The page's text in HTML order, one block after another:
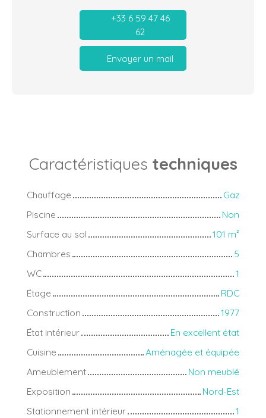
+33 6 59 47 46
62
Envoyer un mail
Caractéristiques techniques
Chauffage
Gaz
Piscine
Non
Surface au sol
101 m²
Chambres
5
WC
1
Étage
RDC
Construction
1977
État intérieur
En excellent état
Cuisine
Aménagée et équipée
Ameublement
Non meublé
Exposition
Nord-Est
Stationnement intérieur
1